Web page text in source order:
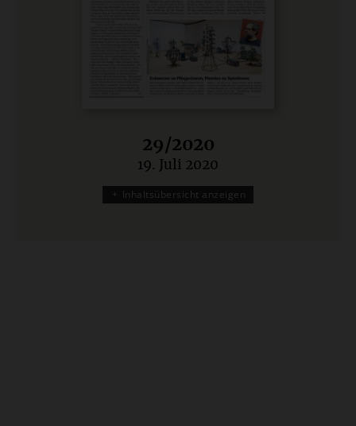
29/2020
:
19. Juli 2020
Inhaltsübersicht anzeigen